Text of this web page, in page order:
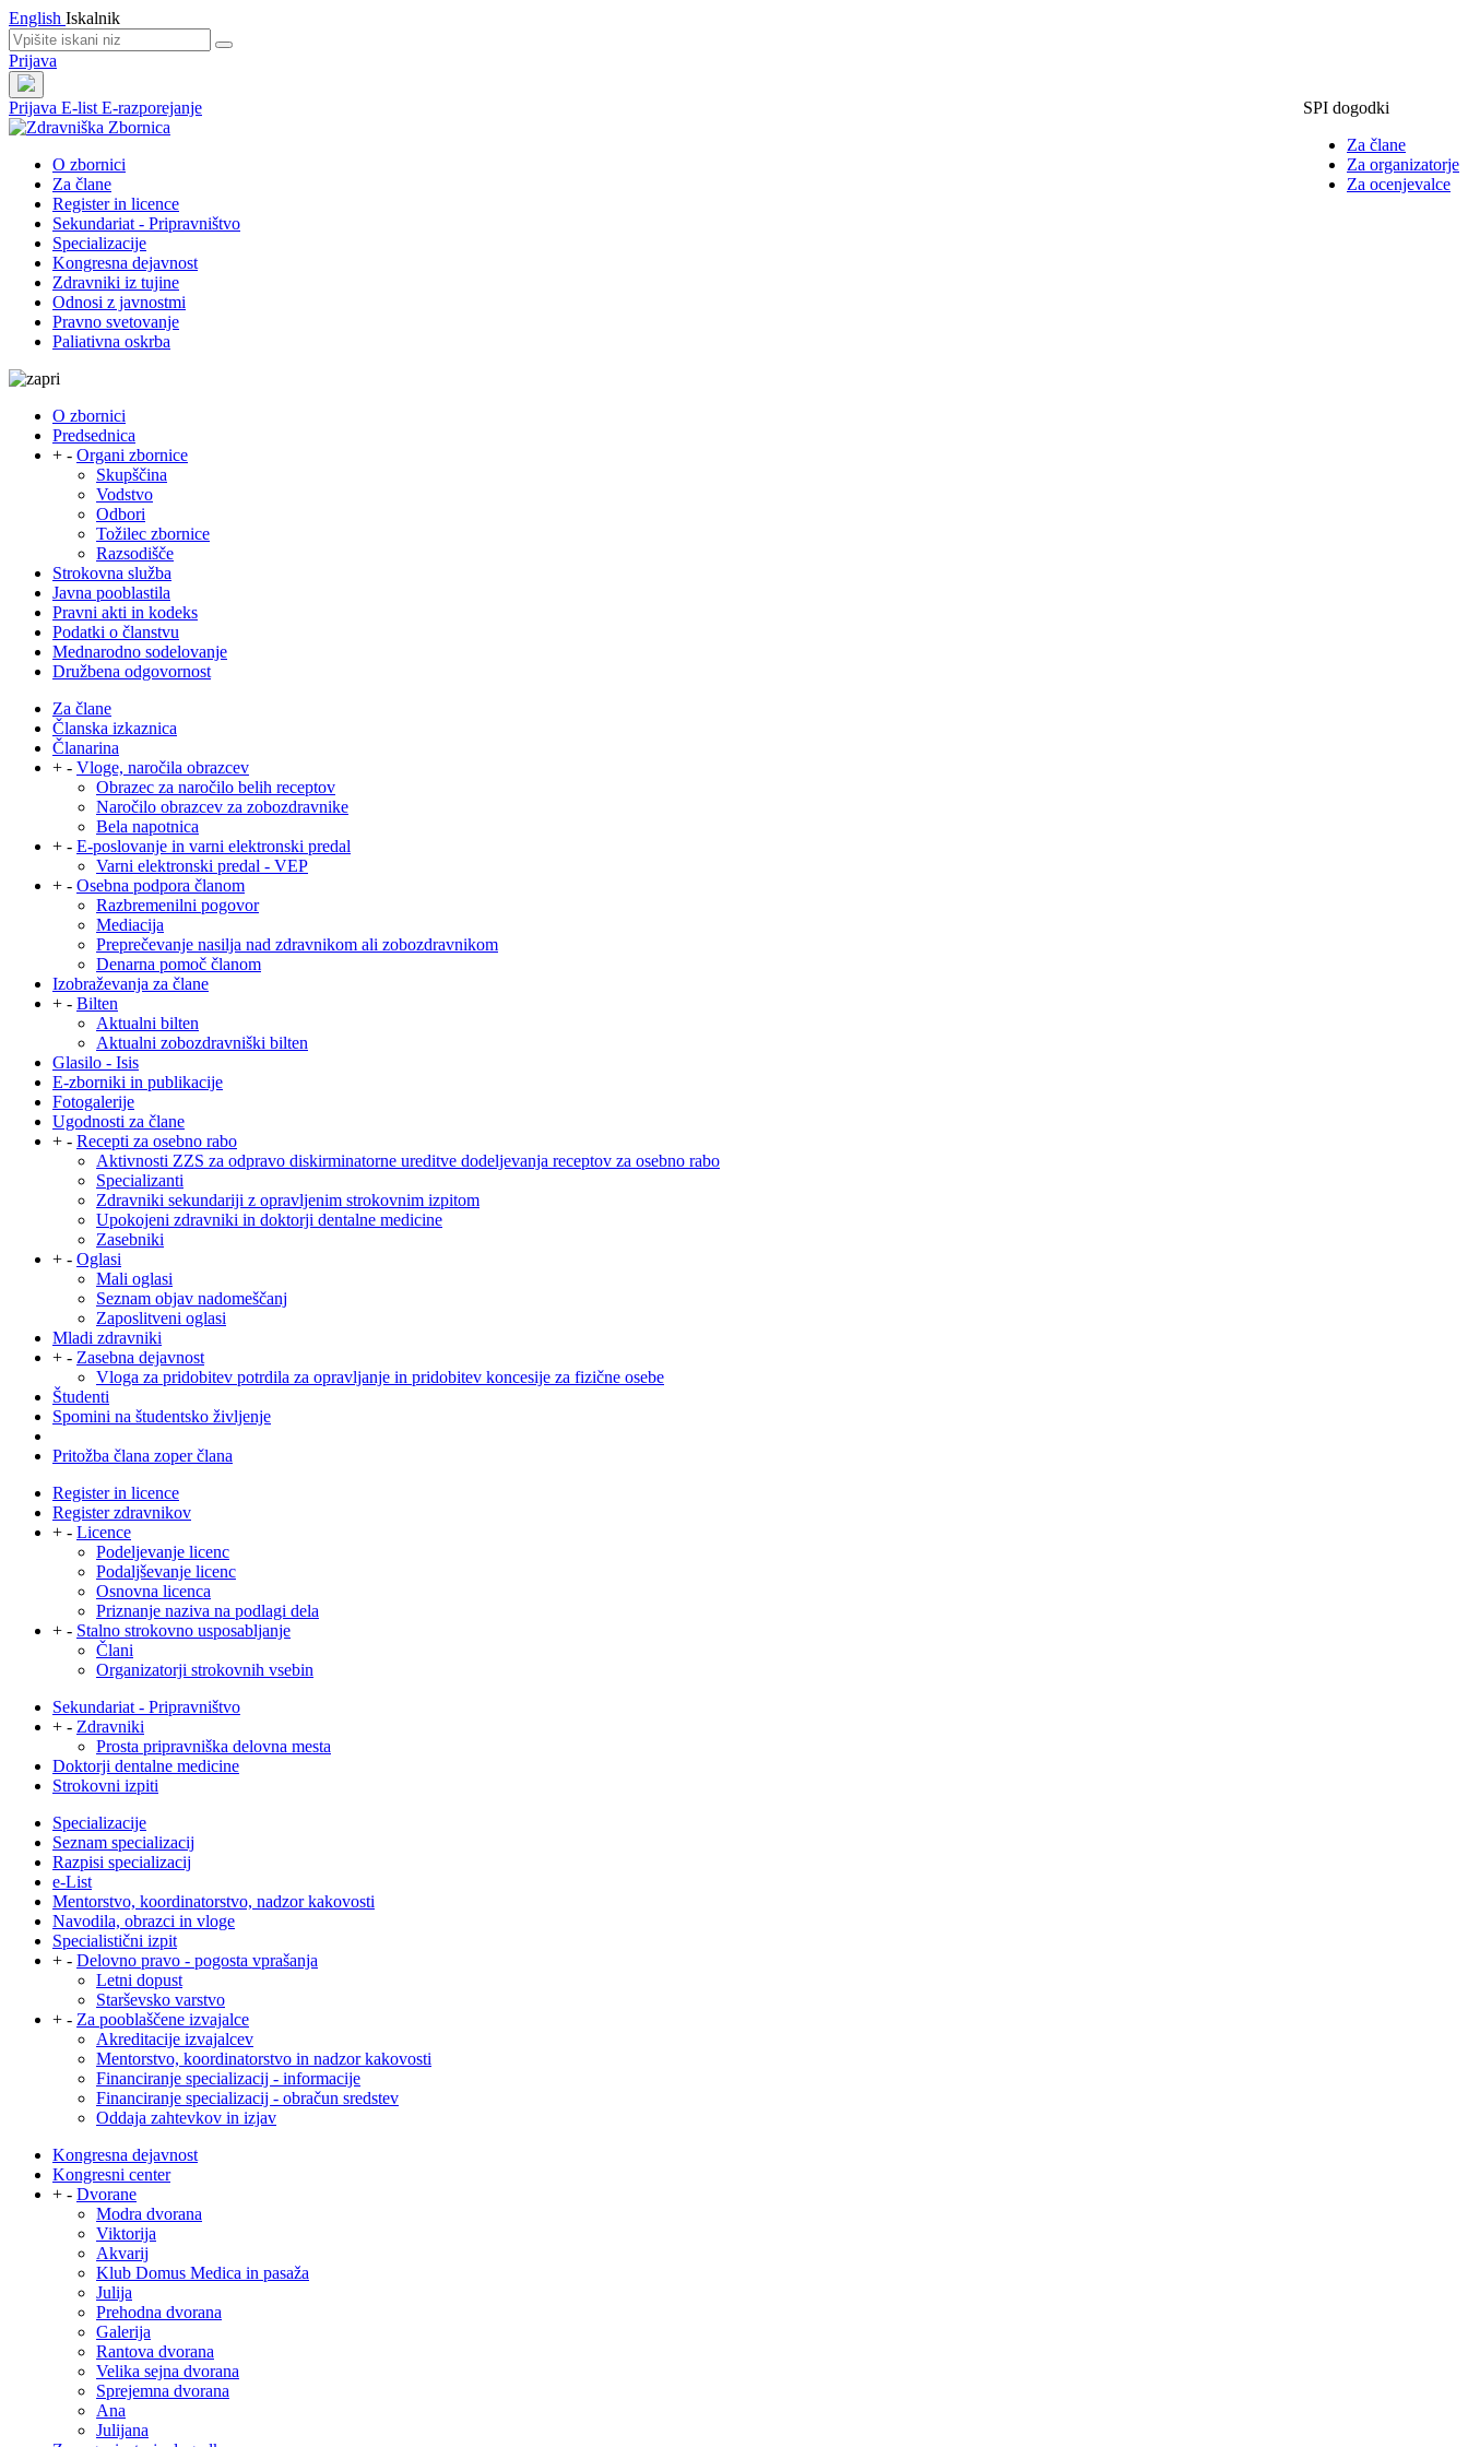
English Iskalnik
Prijava
Prijava
SPI dogodki
Za člane
Za organizatorje
Za ocenjevalce
E-list E-razporejanje
O zbornici
Za člane
Register in licence
Sekundariat - Pripravništvo
Specializacije
Kongresna dejavnost
Zdravniki iz tujine
Odnosi z javnostmi
Pravno svetovanje
Paliativna oskrba
O zbornici
Predsednica
+ - Organi zbornice
Skupščina
Vodstvo
Odbori
Tožilec zbornice
Razsodišče
Strokovna služba
Javna pooblastila
Pravni akti in kodeks
Podatki o članstvu
Mednarodno sodelovanje
Družbena odgovornost
Za člane
Članska izkaznica
Članarina
+ - Vloge, naročila obrazcev
Obrazec za naročilo belih receptov
Naročilo obrazcev za zobozdravnike
Bela napotnica
+ - E-poslovanje in varni elektronski predal
Varni elektronski predal - VEP
+ - Osebna podpora članom
Razbremenilni pogovor
Mediacija
Preprečevanje nasilja nad zdravnikom ali zobozdravnikom
Denarna pomoč članom
Izobraževanja za člane
+ - Bilten
Aktualni bilten
Aktualni zobozdravniški bilten
Glasilo - Isis
E-zborniki in publikacije
Fotogalerije
Ugodnosti za člane
+ - Recepti za osebno rabo
Aktivnosti ZZS za odpravo diskirminatorne ureditve dodeljevanja receptov za osebno rabo
Specializanti
Zdravniki sekundariji z opravljenim strokovnim izpitom
Upokojeni zdravniki in doktorji dentalne medicine
Zasebniki
+ - Oglasi
Mali oglasi
Seznam objav nadomeščanj
Zaposlitveni oglasi
Mladi zdravniki
+ - Zasebna dejavnost
Vloga za pridobitev potrdila za opravljanje in pridobitev koncesije za fizične osebe
Študenti
Spomini na študentsko življenje
Pritožba člana zoper člana
Register in licence
Register zdravnikov
+ - Licence
Podeljevanje licenc
Podaljševanje licenc
Osnovna licenca
Priznanje naziva na podlagi dela
+ - Stalno strokovno usposabljanje
Člani
Organizatorji strokovnih vsebin
Sekundariat - Pripravništvo
+ - Zdravniki
Prosta pripravniška delovna mesta
Doktorji dentalne medicine
Strokovni izpiti
Specializacije
Seznam specializacij
Razpisi specializacij
e-List
Mentorstvo, koordinatorstvo, nadzor kakovosti
Navodila, obrazci in vloge
Specialistični izpit
+ - Delovno pravo - pogosta vprašanja
Letni dopust
Starševsko varstvo
+ - Za pooblaščene izvajalce
Akreditacije izvajalcev
Mentorstvo, koordinatorstvo in nadzor kakovosti
Financiranje specializacij - informacije
Financiranje specializacij - obračun sredstev
Oddaja zahtevkov in izjav
Kongresna dejavnost
Kongresni center
+ - Dvorane
Modra dvorana
Viktorija
Akvarij
Klub Domus Medica in pasaža
Julija
Prehodna dvorana
Galerija
Rantova dvorana
Velika sejna dvorana
Sprejemna dvorana
Ana
Julijana